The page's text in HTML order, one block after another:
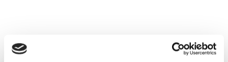
Contattami
Fields marked with an